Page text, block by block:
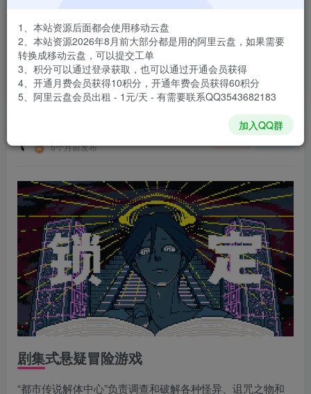
免费
登录购买
安装包大小
游戏本体大小
2.12 GB
5个月前发布
剧集式悬疑冒险游戏
“都市传说解体中心”负责调查和破解各种怪异、诅咒之物和
1、本站资源后面都会使用移动云盘
2、本站资源2026年8月前大部分都是用的阿里云盘，如果需要
转换成移动云盘，可以提交工单
3、积分可以通过登录获取，也可以通过开通会员获得
4、开通月费会员获得10积分，开通年费会员获得60积分
5、阿里云盘会员出租 - 1元/天 - 有需要联系QQ3543682183
加入QQ群